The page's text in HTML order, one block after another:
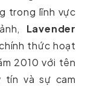
trong lĩnh vực
Lavender
thức hoạt
2010 với tên
tín và sự cam